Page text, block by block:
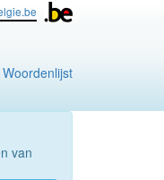
Woordenlijst
van